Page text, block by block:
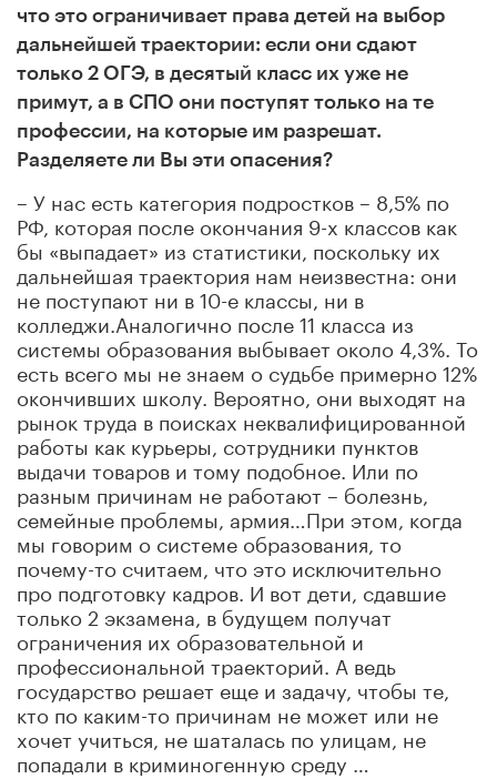
что это ограничивает права детей на выбор
дальнейшей траектории: если они сдают
только 2 ОГЭ, в десятый класс их уже не
примут, а в СПО они поступят только на те
профессии, на которые им разрешат.
Разделяете ли Вы эти опасения?
– У нас есть категория подростков – 8,5% по
РФ, которая после окончания 9-х классов как
бы «выпадает» из статистики, поскольку их
дальнейшая траектория нам неизвестна: они
не поступают ни в 10-е классы, ни в
колледжи. Аналогично после 11 класса из
системы образования выбывает около 4,3%. То
есть всего мы не знаем о судьбе примерно 12%
окончивших школу. Вероятно, они выходят на
рынок труда в поисках неквалифицированной
работы как курьеры, сотрудники пунктов
выдачи товаров и тому подобное. Или по
разным причинам не работают – болезнь,
семейные проблемы, армия…При этом, когда
мы говорим о системе образования, то
почему-то считаем, что это исключительно
про подготовку кадров. И вот дети, сдавшие
только 2 экзамена, в будущем получат
ограничения их образовательной и
профессиональной траекторий. А ведь
государство решает еще и задачу, чтобы те,
кто по каким-то причинам не может или не
хочет учиться, не шаталась по улицам, не
попадали в криминогенную среду …